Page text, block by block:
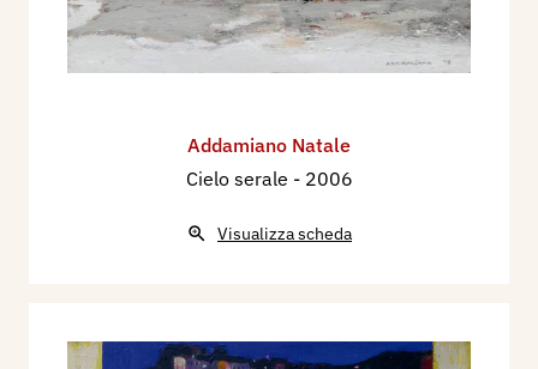
Addamiano Natale
Cielo serale - 2006
Visualizza scheda